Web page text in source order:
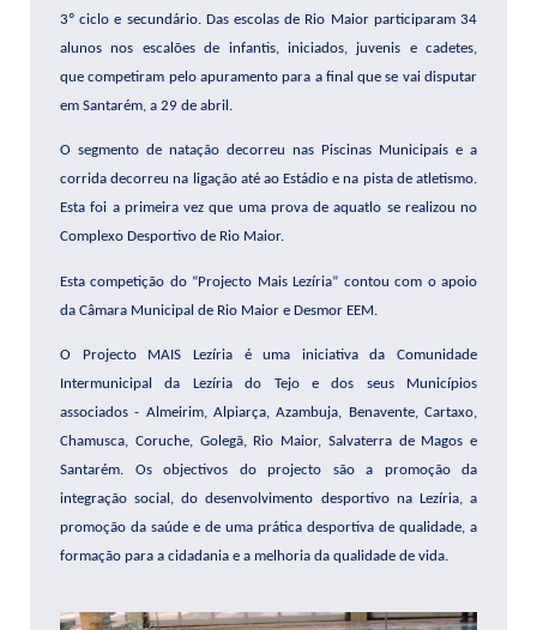
3º ciclo e secundário. Das escolas de Rio Maior participaram 34
alunos nos escalões de infantis, iniciados, juvenis e cadetes,
que competiram pelo apuramento para a final que se vai disputar
em Santarém, a 29 de abril.
O segmento de natação decorreu nas Piscinas Municipais e a
corrida decorreu na ligação até ao Estádio e na pista de atletismo.
Esta foi a primeira vez que uma prova de aquatlo se realizou no
Complexo Desportivo de Rio Maior.
Esta competição do “Projecto Mais Lezíria” contou com o apoio
da Câmara Municipal de Rio Maior e Desmor EEM.
O Projecto MAIS Lezíria é uma iniciativa da Comunidade
Intermunicipal da Lezíria do Tejo e dos seus Municípios
associados - Almeirim, Alpiarça, Azambuja, Benavente, Cartaxo,
Chamusca, Coruche, Golegã, Rio Maior, Salvaterra de Magos e
Santarém. Os objectivos do projecto são a promoção da
integração social, do desenvolvimento desportivo na Lezíria, a
promoção da saúde e de uma prática desportiva de qualidade, a
formação para a cidadania e a melhoria da qualidade de vida.